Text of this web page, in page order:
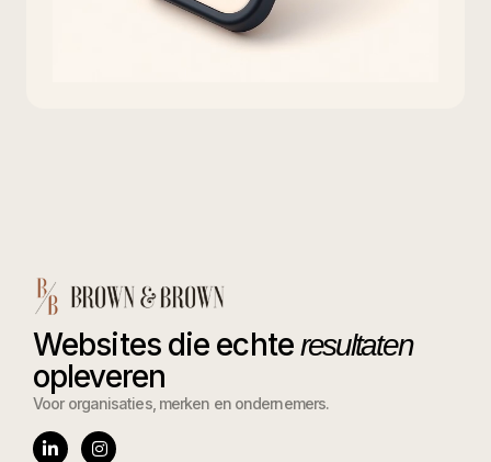
Websites die echteresultaten
opleveren
Voor organisaties, merken en ondernemers.